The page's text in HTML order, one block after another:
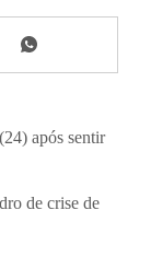
após sentir
de crise de